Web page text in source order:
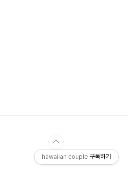
hawaiian couple 구독하기